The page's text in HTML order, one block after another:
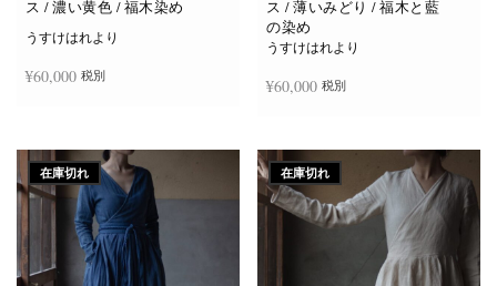
ス / 濃い黄色 / 福木染め
うすけはれより
¥60,000 税別
ス / 薄いみどり / 福木と藍
の染め
うすけはれより
¥60,000 税別
在庫切れ 在庫切れ